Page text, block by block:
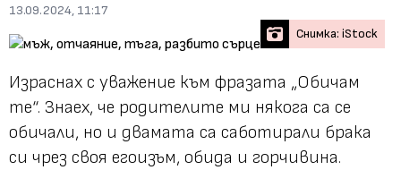
13.09.2024, 11:17
Снимка: iStock
Израснах с уважение към фразата „Обичам
те“. Знаех, че родителите ми някога са се
обичали, но и двамата са саботирали брака
си чрез своя егоизъм, обида и горчивина.